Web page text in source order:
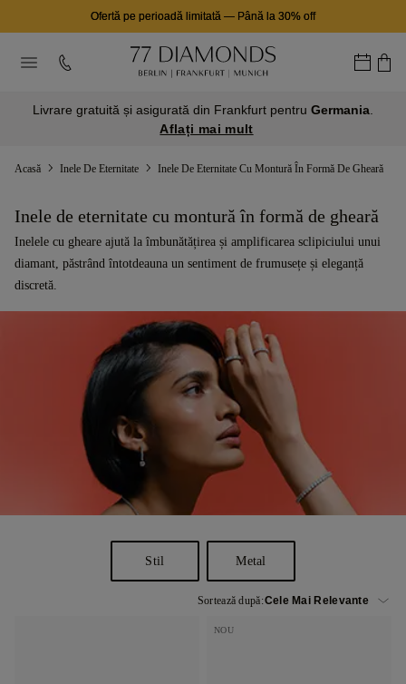
Ofertă pe perioadă limitată — Până la 30% off
Livrare gratuită și asigurată din Frankfurt pentru Germania
Aflați mai mult
Acasă Inele De Eternitate Inele De Eternitate Cu Montură În Formă De Gheară
Inele de eternitate cu montură în formă de gheară
Inelele cu gheare ajută la îmbunătățirea și amplificarea sclipiciului unui
diamant, păstrând întotdeauna un sentiment de frumusețe și eleganță
discretă.
Stil Metal
Sortează după:
NOU